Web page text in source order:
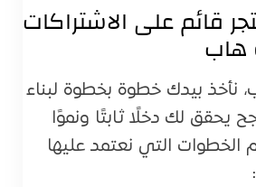
قائم على الاشتراكات
هاب
نأخذ بيدك خطوة بخطوة لبناء
يحقق لك دخلًا ثابتًا ونموًا
الخطوات التي نعتمد عليها